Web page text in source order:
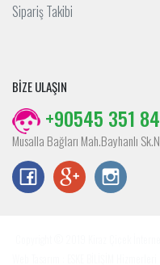
Sipariş Takibi
BİZE ULAŞIN
+90545 351
Musalla Bağları Mah.Bayhanlı